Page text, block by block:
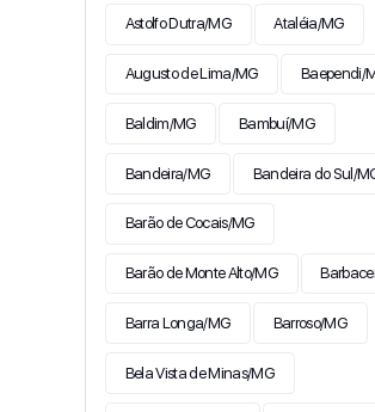
Astolfo Dutra/MG Ataléia/MG
Augusto de Lima/MG Baependi/
Baldim/MG Bambuí/MG
Bandeira/MG Bandeira do Sul/
Barão de Cocais/MG
Barão de Monte Alto/MG
Barra Longa/MG Barroso/MG
Bela Vista de Minas/MG